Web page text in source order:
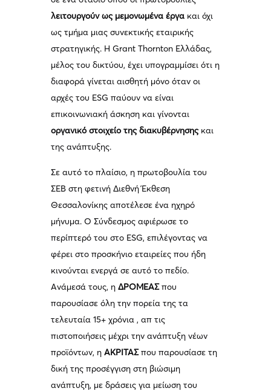
λειτουργούν ως μεμονωμένα έργα και όχι
ως τμήμα μιας συνεκτικής εταιρικής
στρατηγικής. Η Grant Thornton Ελλάδας,
μέλος του δικτύου, έχει υπογραμμίσει ότι η
διαφορά γίνεται αισθητή μόνο όταν οι
αρχές του ESG παύουν να είναι
επικοινωνιακή άσκηση και γίνονται
οργανικό στοιχείο της διακυβέρνησηςκαι
της ανάπτυξης.
Σε αυτό το πλαίσιο, η πρωτοβουλία του
ΣΕΒ στη φετινή Διεθνή Έκθεση
Θεσσαλονίκης αποτέλεσε ένα ηχηρό
μήνυμα. Ο Σύνδεσμος αφιέρωσε το
περίπτερό του στο ESG, επιλέγοντας να
φέρει στο προσκήνιο εταιρείες που ήδη
κινούνται ενεργά σε αυτό το πεδίο.
Ανάμεσά τους, ηΔΡΟΜΕΑΣπου
παρουσίασε όλη την πορεία της τα
τελευταία 15+ χρόνια , απ τις
πιστοποιήσεις μέχρι την ανάπτυξη νέων
προϊόντων, ηΑΚΡΙΤΑΣπου παρουσίασε τη
δική της προσέγγιση στη βιώσιμη
ανάπτυξη, με δράσεις για μείωση του